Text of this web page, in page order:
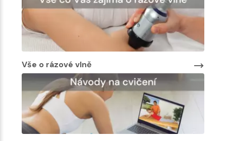
Vše o rázové vlně